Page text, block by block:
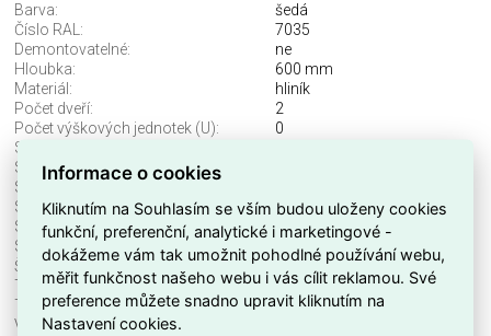
Barva:
šedá
Číslo RAL:
7035
Demontovatelné:
ne
Hloubka:
600 mm
Materiál:
hliník
Počet dveří:
2
Počet výškových jednotek (U):
0
S bočnicí:
S předními dveřmi:
S prosklenými dveřmi:
S uzemněním:
ne
Se stříškou:
ano
Se zadními dveřmi:
ano
Šířka:
600 mm
Typ povrchu:
práškový nástřik
Typ ventilace:
bez
Výška:
Informace o cookies
Kliknutím na Souhlasím se vším budou uloženy cookies
funkční, preferenční, analytické i marketingové -
dokážeme vám tak umožnit pohodlné používání webu,
měřit funkčnost našeho webu i vás cílit reklamou. Své
preference můžete snadno upravit kliknutím na
Nastavení cookies.